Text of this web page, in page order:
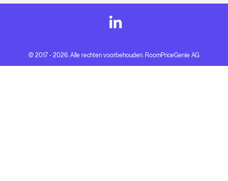
© 2017 - 2026. Alle rechten voorbehouden. RoomPriceGenie AG